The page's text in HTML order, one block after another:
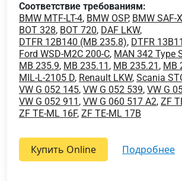
Соответствие требованиям:
BMW MTF-LT-4, BMW OSP, BMW SAF-
BOT 328, BOT 720, DAF LKW,
DTFR 12B140 (MB 235.8), DTFR
Ford WSD-M2C 200-C, MAN 342 Type
MB 235.9, MB 235.11 , MB 235.21 , MB
MIL-L-2105 D, Renault LKW, Scania
VW G 052 145, VW G 052 539, VW G
VW G 052 911 , VW G 060 517 A2, ZF
ZF TE-ML 16F, ZF TE-ML 17B
Купить Online подробнее